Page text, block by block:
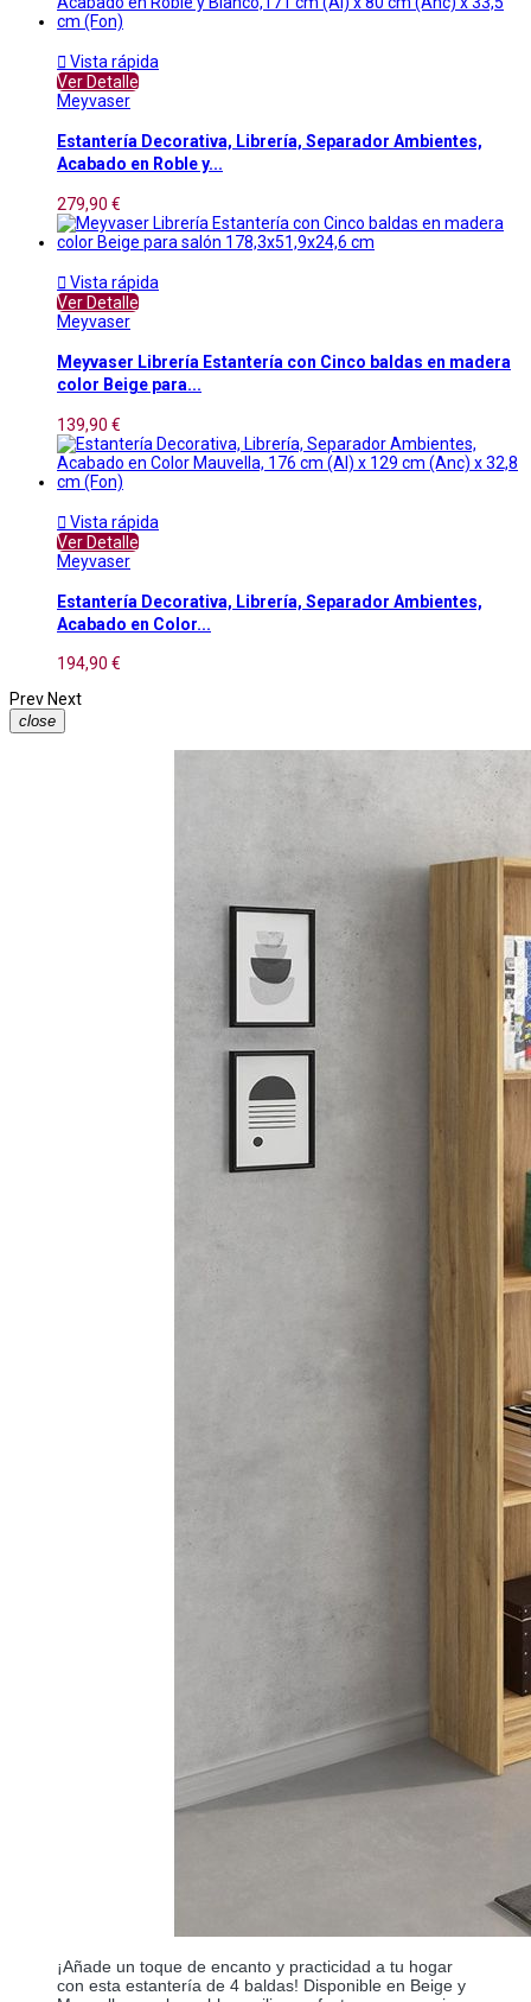
 Vista rápida
Ver Detalle
Meyvaser
Estantería Decorativa, Librería, Separador Ambientes,
Acabado en Roble y...
279,90 €
 Vista rápida
Ver Detalle
Meyvaser
Meyvaser Librería Estantería con Cinco baldas en madera
color Beige para...
139,90 €
 Vista rápida
Ver Detalle
Meyvaser
Estantería Decorativa, Librería, Separador Ambientes,
Acabado en Color...
194,90 €
Prev Next
close
¡Añade un toque de encanto y practicidad a tu hogar
con esta estantería de 4 baldas! Disponible en Beige y